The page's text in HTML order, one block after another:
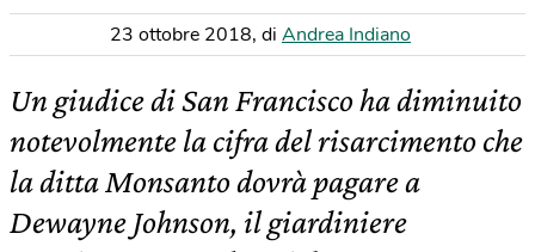
23 ottobre 2018, di Andrea Indiano
Un giudice di San Francisco ha diminuito
notevolmente la cifra del risarcimento che
la ditta Monsanto dovrà pagare a
Dewayne Johnson, il giardiniere